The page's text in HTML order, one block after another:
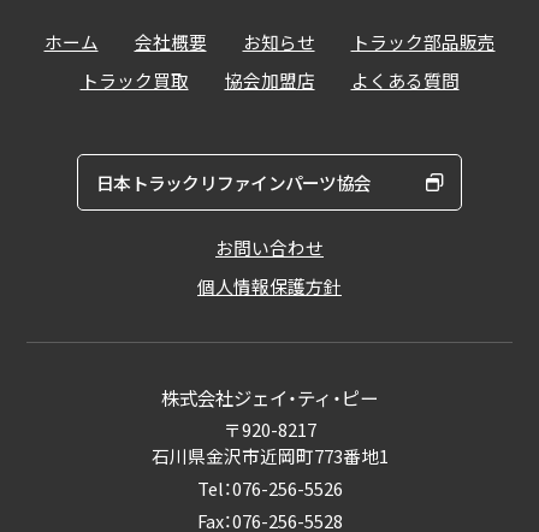
ホーム 会社概要 お知らせ
トラック部品販売
トラック買取
協会加盟店 よくある質問
日本トラックリファインパーツ協会
お問い合わせ
個人情報保護方針
株式会社ジェイ・ティ・ピー
〒920-8217
石川県金沢市近岡町773番地1
Tel：076-256-5526
Fax：076-256-5528